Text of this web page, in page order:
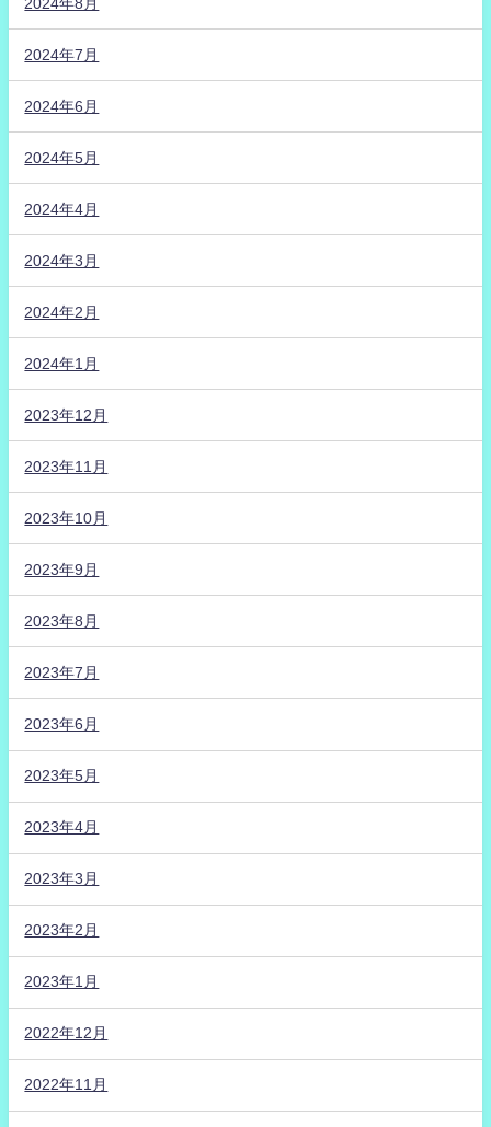
2024年7月
2024年6月
2024年5月
2024年4月
2024年3月
2024年2月
2024年1月
2023年12月
2023年11月
2023年10月
2023年9月
2023年8月
2023年7月
2023年6月
2023年5月
2023年4月
2023年3月
2023年2月
2023年1月
2022年12月
2022年11月